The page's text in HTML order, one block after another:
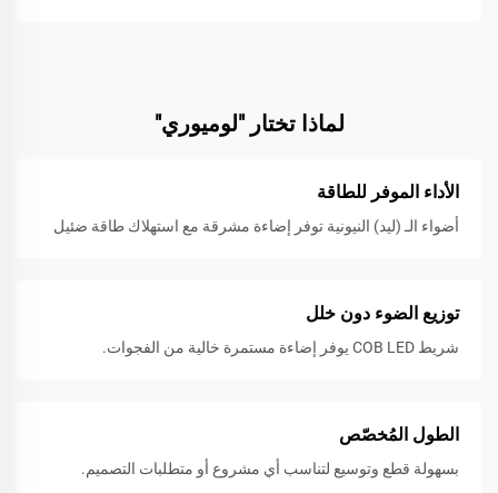
لماذا تختار "لوميوري"
الأداء الموفر للطاقة
أضواء الـ (ليد) النيونية توفر إضاءة مشرقة مع استهلاك طاقة ضئيل
توزيع الضوء دون خلل
شريط COB LED يوفر إضاءة مستمرة خالية من الفجوات.
الطول المُخصّص
بسهولة قطع وتوسيع لتناسب أي مشروع أو متطلبات التصميم.